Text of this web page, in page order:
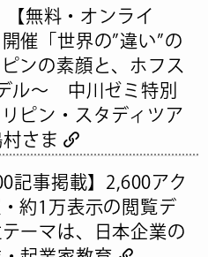
無料・オンライ
催「世界の”違い”の
ンの素顔と、ホフス
ル〜 中川ゼミ特別
ピン・スタディツア
村さま
記事掲載】2,600アク
約1万表示の閲覧デ
ーマは、日本企業の